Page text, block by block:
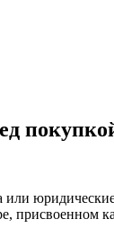
присвоенном